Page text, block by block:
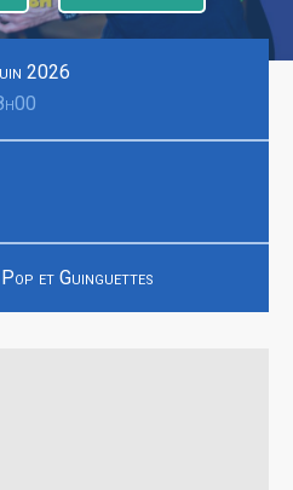
2026
et Guinguettes